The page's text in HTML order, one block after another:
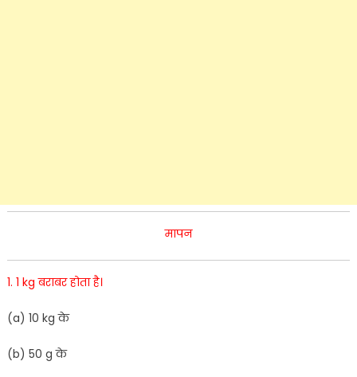
मापन
1. 1 kg बराबर होता है।
(a) 10 kg के
(b) 50 gके